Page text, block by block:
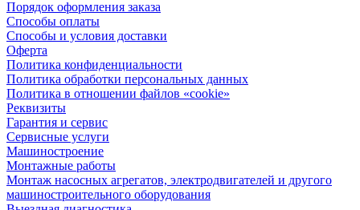
Порядок оформления заказа
Способы оплаты
Способы и условия доставки
Оферта
Политика конфиденциальности
Политика обработки персональных данных
Политика в отношении файлов «cookie»
Реквизиты
Гарантия и сервис
Сервисные услуги
Машиностроение
Монтажные работы
Монтаж насосных агрегатов, электродвигателей и другого
машиностроительного оборудования